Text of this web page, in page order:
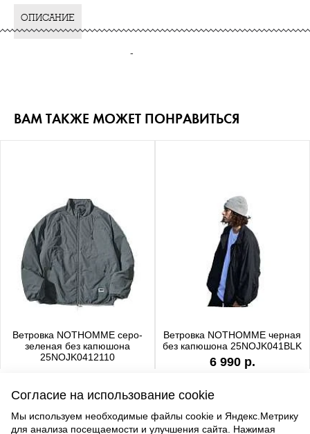
ОПИСАНИЕ
-
ВАМ ТАКЖЕ МОЖЕТ ПОНРАВИТЬСЯ
Ветровка NOTHOMME серо-
зеленая без капюшона
25NOJK0412110
Ветровка NOTHOMME черная
без капюшона 25NOJK041BLK
6 990 р.
Согласие на использование cookie
Мы используем необходимые файлы cookie и Яндекс.Метрику
для анализа посещаемости и улучшения сайта. Нажимая